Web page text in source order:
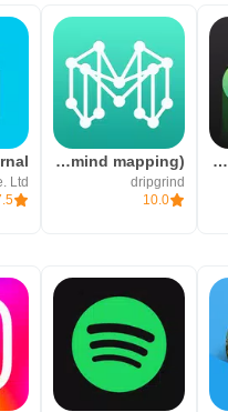
Brilliant: Learn Math & Coding
Mindly (mind mapping)
dripgrind
10.0